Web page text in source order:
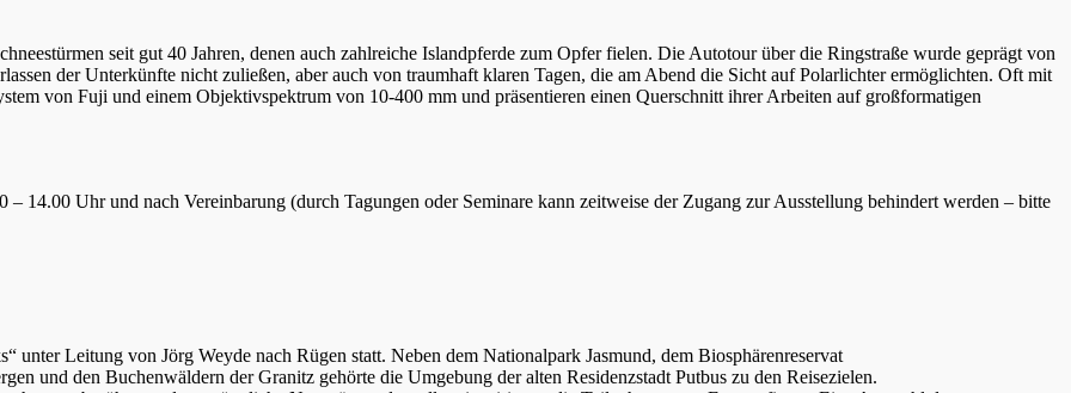
seit gut 40 Jahren, denen auch zahlreiche Islandpferde zum Opfer fielen. Die Autotour über die Ringstraße wurde geprägt von
der Unterkünfte nicht zuließen, aber auch von traumhaft klaren Tagen, die am Abend die Sicht auf Polarlichter ermöglichten. Oft mit
von Fuji und einem Objektivspektrum von 10-400 mm und präsentieren einen Querschnitt ihrer Arbeiten auf großformatigen
14.00 Uhr und nach Vereinbarung (durch Tagungen oder Seminare kann zeitweise der Zugang zur Ausstellung behindert werden – bitte
unter Leitung von Jörg Weyde nach Rügen statt. Neben dem Nationalpark Jasmund, dem Biosphärenreservat
und den Buchenwäldern der Granitz gehörte die Umgebung der alten Residenzstadt Putbus zu den Reisezielen.